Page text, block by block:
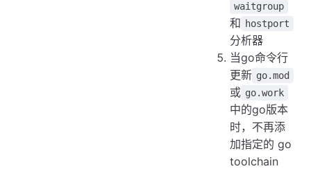
waitgroup
和 hostport
分析器
当go命令行
更新 go.mod
或 go.work
中的go版本
时，不再添
加指定的 go
toolchain